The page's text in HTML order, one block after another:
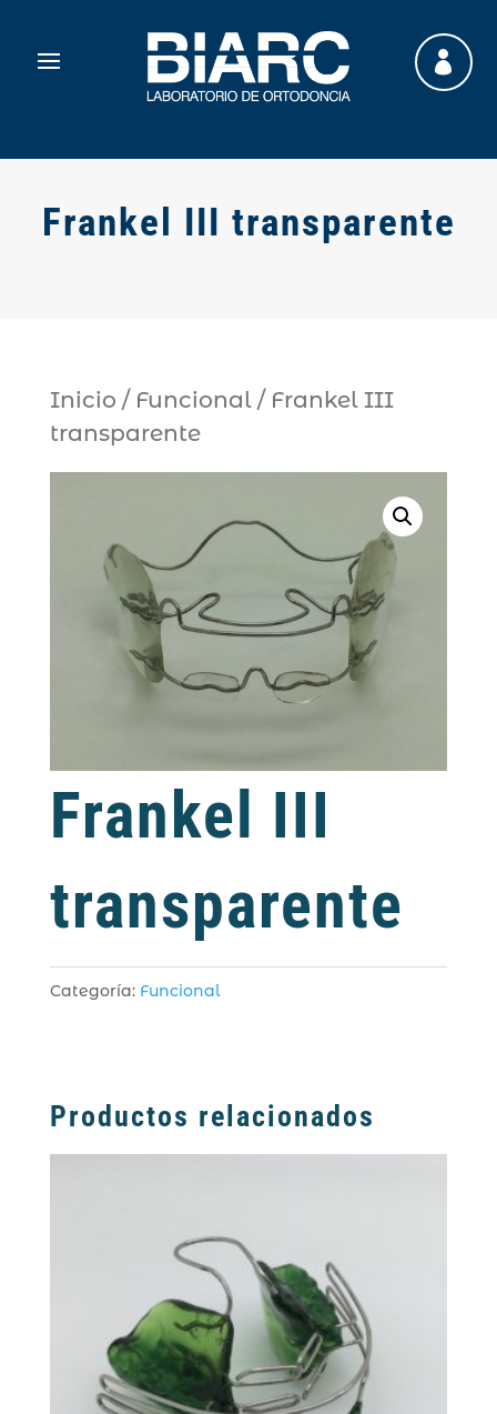

Frankel III transparente
Inicio / Funcional/ Frankel III
transparente
Frankel III
transparente
Categoría: Funcional
Productos relacionados